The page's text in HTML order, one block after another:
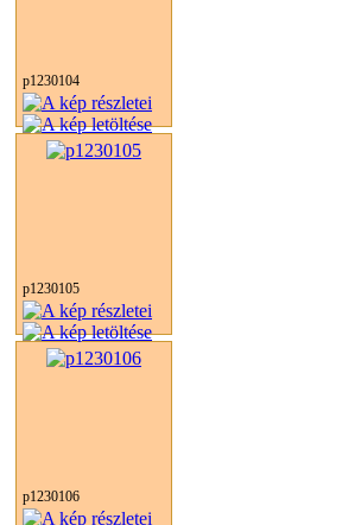
p1230104
p1230105
p1230106